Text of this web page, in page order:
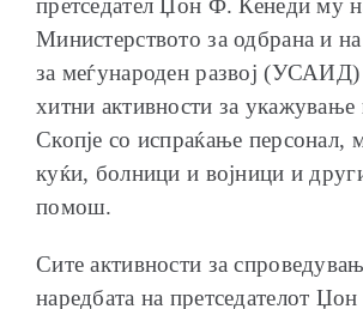
претседател Џон Ф. Кенеди му
Министерството за одбрана и на
за меѓународен развој (УСАИД)
хитни активности за
Скопје со испраќање персонал,
куќи, болници и војници и
помош.
Сите активности за
наредбата на претседателот